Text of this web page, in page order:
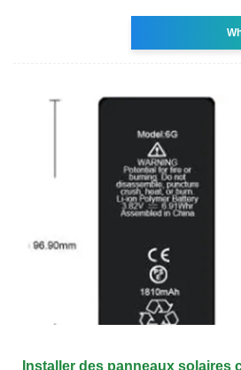
Installer des panneaux solaires